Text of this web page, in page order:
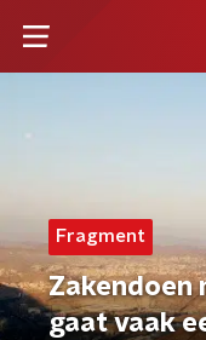
Fragment
Zakendoen
gaat vaak